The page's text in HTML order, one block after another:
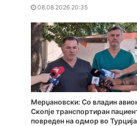
08.08.2026 20:35
Мерџановски: Со владин
Скопје транспортиран
повреден на одмор во Турција